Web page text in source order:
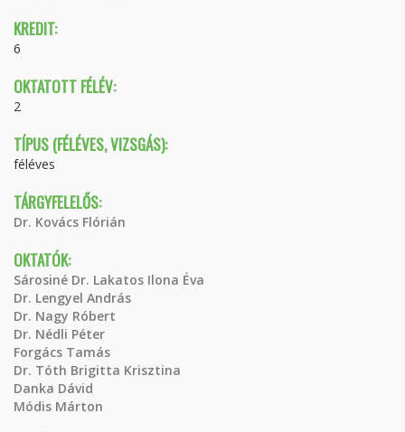
KREDIT:
6
OKTATOTT FÉLÉV:
2
TÍPUS (FÉLÉVES, VIZSGÁS):
féléves
TÁRGYFELELŐS:
Dr. Kovács Flórián
OKTATÓK:
Sárosiné Dr. Lakatos Ilona Éva
Dr. Lengyel András
Dr. Nagy Róbert
Dr. Nédli Péter
Forgács Tamás
Dr. Tóth Brigitta Krisztina
Danka Dávid
Módis Márton